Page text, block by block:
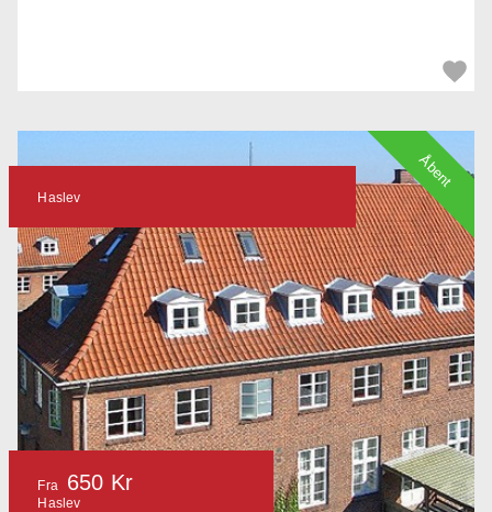
Haslev
Fra 650 Kr
Haslev
Åbent